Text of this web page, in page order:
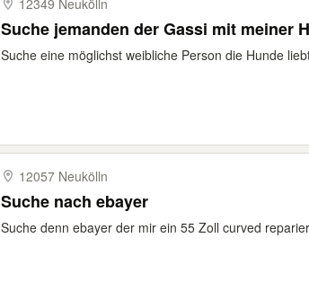
12349 Neukölln
Suche jemanden der Gassi mit meiner
Suche eine möglichst weibliche Person die Hunde
12057 Neukölln
Suche nach ebayer
Suche denn ebayer der mir ein 55 Zoll curved